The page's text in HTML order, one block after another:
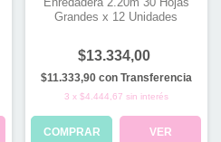
Grandes x 12 Unidades
$13.334,00
$11.333,90 con Transferencia
3 x $4.444,67 sin interés
COMPRAR VER